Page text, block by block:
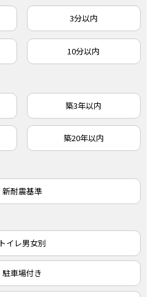
3分以内
10分以内
築3年以内
築20年以内
新耐震基準
トイレ男女別
駐車場付き